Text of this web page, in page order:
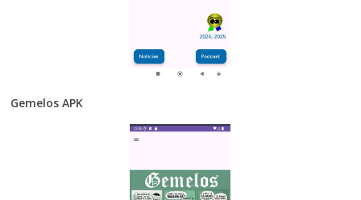
Gemelos APK